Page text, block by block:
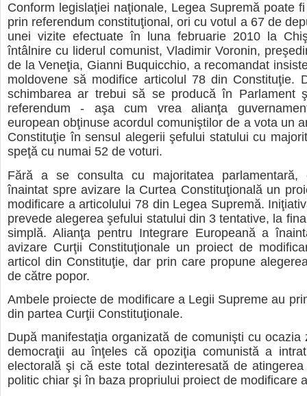
Conform legislaţiei naţionale, Legea Supremă poate
prin referendum constituţional, ori cu votul a 67 de
unei vizite efectuate în luna februarie 2010 la
întâlnire cu liderul comunist, Vladimir Voronin,
de la Veneţia, Gianni Buquicchio, a recomandat
moldovene să modifice articolul 78 din Constituţie.
schimbarea ar trebui să se producă în Parlament
referendum - aşa cum vrea alianţa
european obţinuse acordul comuniştilor de a vota un
Constituţie în sensul alegerii şefului statului cu
speţă cu numai 52 de voturi.
Fără a se consulta cu majoritatea parlamentară,
înaintat spre avizare la Curtea Constituţională un
modificare a articolului 78 din Legea Supremă.
prevede alegerea şefului statului din 3 tentative, la
simplă. Alianţa pentru Integrare Europeană a
avizare Curţii Constituţionale un proiect de
articol din Constituţie, dar prin care propune
de către popor.
Ambele proiecte de modificare a Legii Supreme au
din partea Curţii Constituţionale.
După manifestaţia organizată de comunişti cu ocazia
democraţii au înţeles că opoziţia comunistă a
electorală şi că este total dezinteresată de
politic chiar şi în baza propriului proiect de modificare